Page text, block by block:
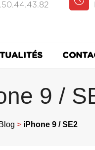
9 /
Blog > iPhone 9 / SE2